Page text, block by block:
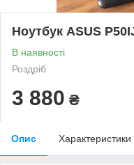
Ноутбук ASUS
В наявності
Роздріб
3 880 ₴
Опис Характеристики